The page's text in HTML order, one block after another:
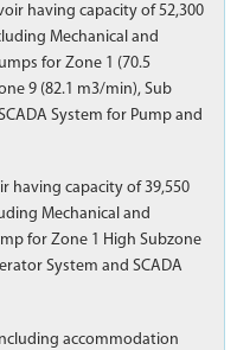
having capacity of 52,300
Mechanical and
for Zone 1 (70.5
9 (82.1 m3/min), Sub
System for Pump and
having capacity of 39,550
Mechanical and
for Zone 1 High Subzone
System and SCADA
accommodation